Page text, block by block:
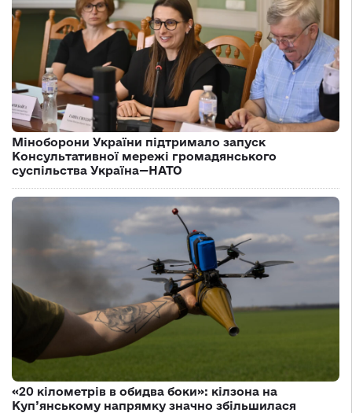
Міноборони України підтримало запуск
Консультативної мережі громадянського
суспільства Україна—НАТО
«20 кілометрів в обидва боки»: кілзона на
Куп’янському напрямку значно збільшилася